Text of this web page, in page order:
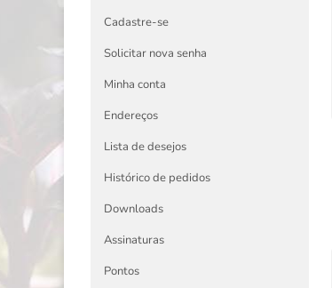
Cadastre-se
Solicitar nova senha
Minha conta
Endereços
Lista de desejos
Histórico de pedidos
Downloads
Assinaturas
Pontos